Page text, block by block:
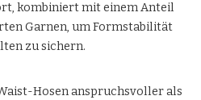
kombiniert mit einem Anteil
Garnen, um Formstabilität
zu sichern.
Hosen anspruchsvoller als